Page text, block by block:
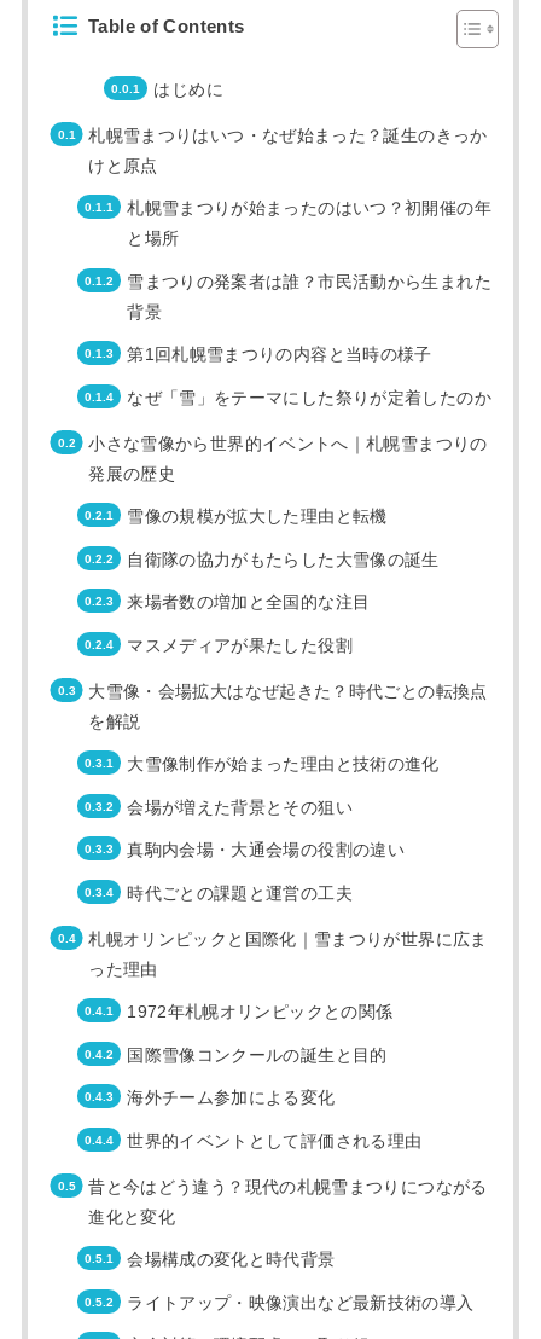
Table of Contents
はじめに
札幌雪まつりはいつ・なぜ始まった？誕生のきっか
けと原点
札幌雪まつりが始まったのはいつ？初開催の年
と場所
雪まつりの発案者は誰？市民活動から生まれた
背景
第1回札幌雪まつりの内容と当時の様子
なぜ「雪」をテーマにした祭りが定着したのか
小さな雪像から世界的イベントへ｜札幌雪まつりの
発展の歴史
雪像の規模が拡大した理由と転機
自衛隊の協力がもたらした大雪像の誕生
来場者数の増加と全国的な注目
マスメディアが果たした役割
大雪像・会場拡大はなぜ起きた？時代ごとの転換点
を解説
大雪像制作が始まった理由と技術の進化
会場が増えた背景とその狙い
真駒内会場・大通会場の役割の違い
時代ごとの課題と運営の工夫
札幌オリンピックと国際化｜雪まつりが世界に広ま
った理由
1972年札幌オリンピックとの関係
国際雪像コンクールの誕生と目的
海外チーム参加による変化
世界的イベントとして評価される理由
昔と今はどう違う？現代の札幌雪まつりにつながる
進化と変化
会場構成の変化と時代背景
ライトアップ・映像演出など最新技術の導入